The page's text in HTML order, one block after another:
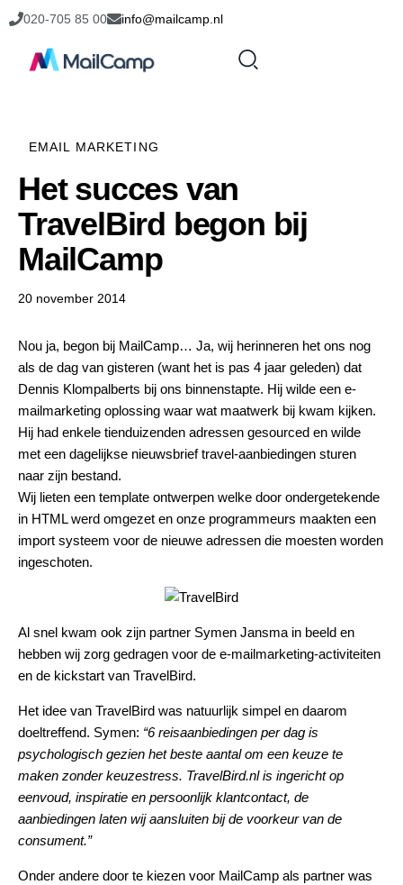
020-705 85 00 info@mailcamp.nl
EMAIL MARKETING
Het succes van
TravelBird begon bij
MailCamp
20 november 2014
Nou ja, begon bij MailCamp… Ja, wij herinneren het ons nog
als de dag van gisteren (want het is pas 4 jaar geleden) dat
Dennis Klompalberts bij ons binnenstapte. Hij wilde een e-
mailmarketing oplossing waar wat maatwerk bij kwam kijken.
Hij had enkele tienduizenden adressen gesourced en wilde
met een dagelijkse nieuwsbrief travel-aanbiedingen sturen
naar zijn bestand.
Wij lieten een template ontwerpen welke door ondergetekende
in HTML werd omgezet en onze programmeurs maakten een
import systeem voor de nieuwe adressen die moesten worden
ingeschoten.
Al snel kwam ook zijn partner Symen Jansma in beeld en
hebben wij zorg gedragen voor de e-mailmarketing-activiteiten
en de kickstart van TravelBird.
Het idee van TravelBird was natuurlijk simpel en daarom
doeltreffend. Symen: “6 reisaanbiedingen per dag is
psychologisch gezien het beste aantal om een keuze te
maken zonder keuzestress. TravelBird.nl is ingericht op
eenvoud, inspiratie en persoonlijk klantcontact, de
aanbiedingen laten wij aansluiten bij de voorkeur van de
consument.”
Onder andere door te kiezen voor MailCamp als partner was